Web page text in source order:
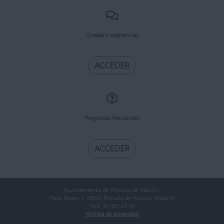
Quejas y sugerencias
ACCEDER
Preguntas frecuentes
ACCEDER
Ayuntamiento de Pozuelo de Alarcón.
Plaza Mayor 1, 28223 Pozuelo de Alarcón (Madrid)
Telf. 91 452 27 00
Política de privacidad